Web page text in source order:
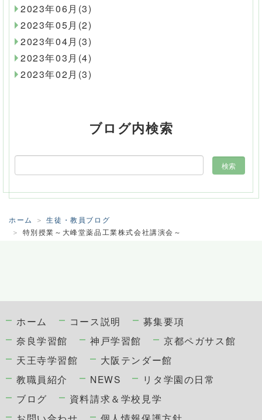
2023年06月(3)
2023年05月(2)
2023年04月(3)
2023年03月(4)
2023年02月(3)
ブログ内検索
ホーム
生徒・教員ブログ
特別授業～大峰堂薬品工業株式会社講演会～
ホーム コース説明
募集要項
奈良学習館
神戸学習館
京都ペガサス館
天王寺学習館
大阪テンダー館
教職員紹介
NEWS
リタ学園の日常
ブログ
資料請求＆学校見学